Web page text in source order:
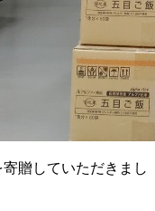
贈していただきまし